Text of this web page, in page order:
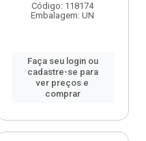
Código: 118174
Embalagem: UN
Faça seu login ou
cadastre-se para
ver preços e
comprar